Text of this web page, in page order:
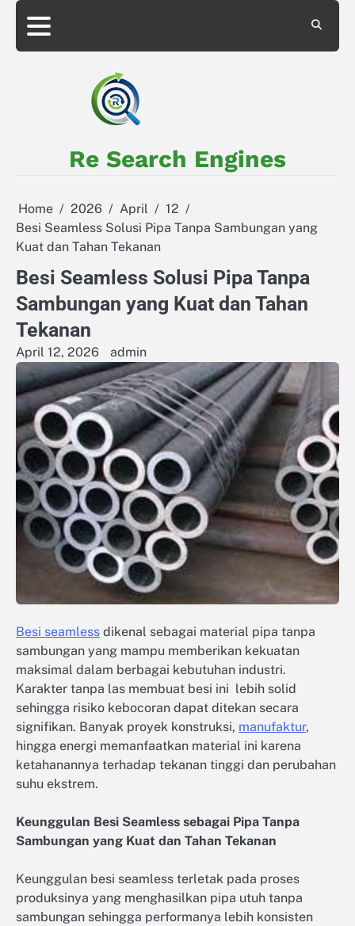
Skip
content
About
Privacy
Re Search Engines
Home 2026 April
12
Besi Seamless Solusi Pipa Tanpa Sambungan yang
Kuat dan Tahan Tekanan
Besi Seamless Solusi Pipa Tanpa
Sambungan yang Kuat dan Tahan
Tekanan
April 12, 2026 admin
Besi seamless dikenal sebagai material pipa tanpa
sambungan yang mampu memberikan kekuatan
maksimal dalam berbagai kebutuhan industri.
Karakter tanpa las membuat besi ini lebih solid
sehingga risiko kebocoran dapat ditekan secara
signifikan. Banyak proyek konstruksi, manufaktur,
hingga energi memanfaatkan material ini karena
ketahanannya terhadap tekanan tinggi dan perubahan
suhu ekstrem.
Keunggulan Besi Seamless sebagai Pipa Tanpa
Sambungan yang Kuat dan Tahan Tekanan
Keunggulan besi seamless terletak pada proses
produksinya yang menghasilkan pipa utuh tanpa
sambungan sehingga performanya lebih konsisten